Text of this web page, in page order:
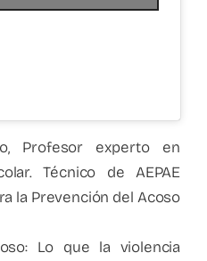
Profesor experto en
Técnico de AEPAE
la Prevención del Acoso
Lo que la violencia